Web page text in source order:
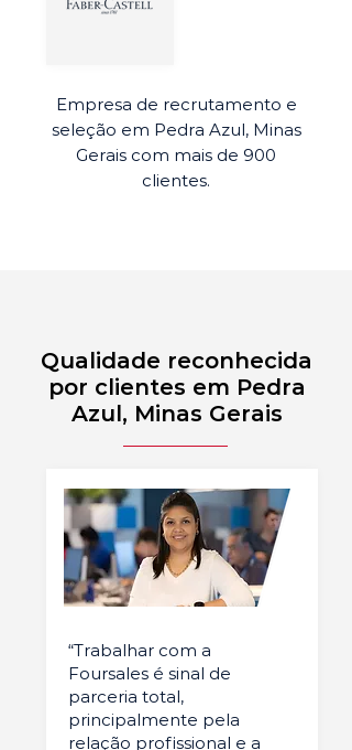
Empresa de recrutamento e
seleção em Pedra Azul, Minas
Gerais com mais de 900
clientes.
Qualidade reconhecida
por clientes em Pedra
Azul, Minas Gerais
“Trabalhar com a
Foursales é sinal de
parceria total,
principalmente pela
relação profissional e a